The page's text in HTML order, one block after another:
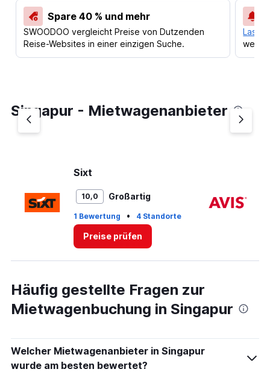
Spare 40 % und mehr
SWOODOO vergleicht Preise von Dutzenden
Reise-Websites in einer einzigen Suche.
Lass
Singapur - Mietwagenanbieter
Sixt
10,0 Großartig
1 Bewertung • 4 Standorte
Preise prüfen
Häufig gestellte Fragen zur
Mietwagenbuchung in Singapur
Welcher Mietwagenanbieter in Singapur
wurde am besten bewertet?